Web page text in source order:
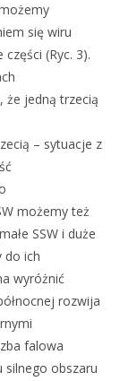
się wiru
(Ryc. 3).
że jedną trzecią
– sytuacje z
możemy też
SSW i duże
do ich
wyróżnić
rozwija
falowa
obszaru